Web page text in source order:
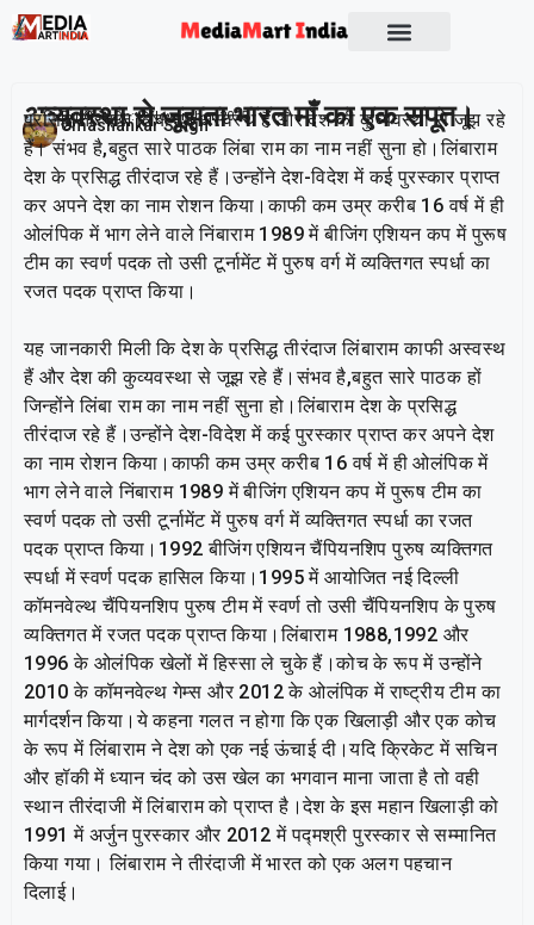
अव्यवस्था से जूझता भारत माँ का एक सपूत।
Umashankar Singh
Publish On: 9 November 2025
प्रसिद्ध तीरंदाज लिंबाराम अस्वस्थ हैं और देश की कुव्यवस्था से जूझ रहे
हैं। संभव है,बहुत सारे पाठक लिंबा राम का नाम नहीं सुना हो।लिंबाराम
देश के प्रसिद्ध तीरंदाज रहे हैं।उन्होंने देश-विदेश में कई पुरस्कार प्राप्त
कर अपने देश का नाम रोशन किया।काफी कम उम्र करीब 16 वर्ष में ही
ओलंपिक में भाग लेने वाले निंबाराम 1989 में बीजिंग एशियन कप में पुरूष
टीम का स्वर्ण पदक तो उसी टूर्नामेंट में पुरुष वर्ग में व्यक्तिगत स्पर्धा का
रजत पदक प्राप्त किया।
यह जानकारी मिली कि देश के प्रसिद्ध तीरंदाज लिंबाराम काफी अस्वस्थ
हैं और देश की कुव्यवस्था से जूझ रहे हैं।संभव है,बहुत सारे पाठक हों
जिन्होंने लिंबा राम का नाम नहीं सुना हो।लिंबाराम देश के प्रसिद्ध
तीरंदाज रहे हैं।उन्होंने देश-विदेश में कई पुरस्कार प्राप्त कर अपने देश
का नाम रोशन किया।काफी कम उम्र करीब 16 वर्ष में ही ओलंपिक में
भाग लेने वाले निंबाराम 1989 में बीजिंग एशियन कप में पुरूष टीम का
स्वर्ण पदक तो उसी टूर्नामेंट में पुरुष वर्ग में व्यक्तिगत स्पर्धा का रजत
पदक प्राप्त किया।1992 बीजिंग एशियन चैंपियनशिप पुरुष व्यक्तिगत
स्पर्धा में स्वर्ण पदक हासिल किया।1995 में आयोजित नई दिल्ली
कॉमनवेल्थ चैंपियनशिप पुरुष टीम में स्वर्ण तो उसी चैंपियनशिप के पुरुष
व्यक्तिगत में रजत पदक प्राप्त किया।लिंबाराम 1988,1992 और
1996 के ओलंपिक खेलों में हिस्सा ले चुके हैं।कोच के रूप में उन्होंने
2010 के कॉमनवेल्थ गेम्स और 2012 के ओलंपिक में राष्ट्रीय टीम का
मार्गदर्शन किया।ये कहना गलत न होगा कि एक खिलाड़ी और एक कोच
के रूप में लिंबाराम ने देश को एक नई ऊंचाई दी।यदि क्रिकेट में सचिन
और हॉकी में ध्यान चंद को उस खेल का भगवान माना जाता है तो वही
स्थान तीरंदाजी में लिंबाराम को प्राप्त है।देश के इस महान खिलाड़ी को
1991 में अर्जुन पुरस्कार और 2012 में पद्मश्री पुरस्कार से सम्मानित
किया गया। लिंबाराम ने तीरंदाजी में भारत को एक अलग पहचान
दिलाई।